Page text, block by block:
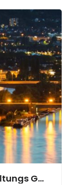
WM Beteiligungs- und Verwaltungs GmbH